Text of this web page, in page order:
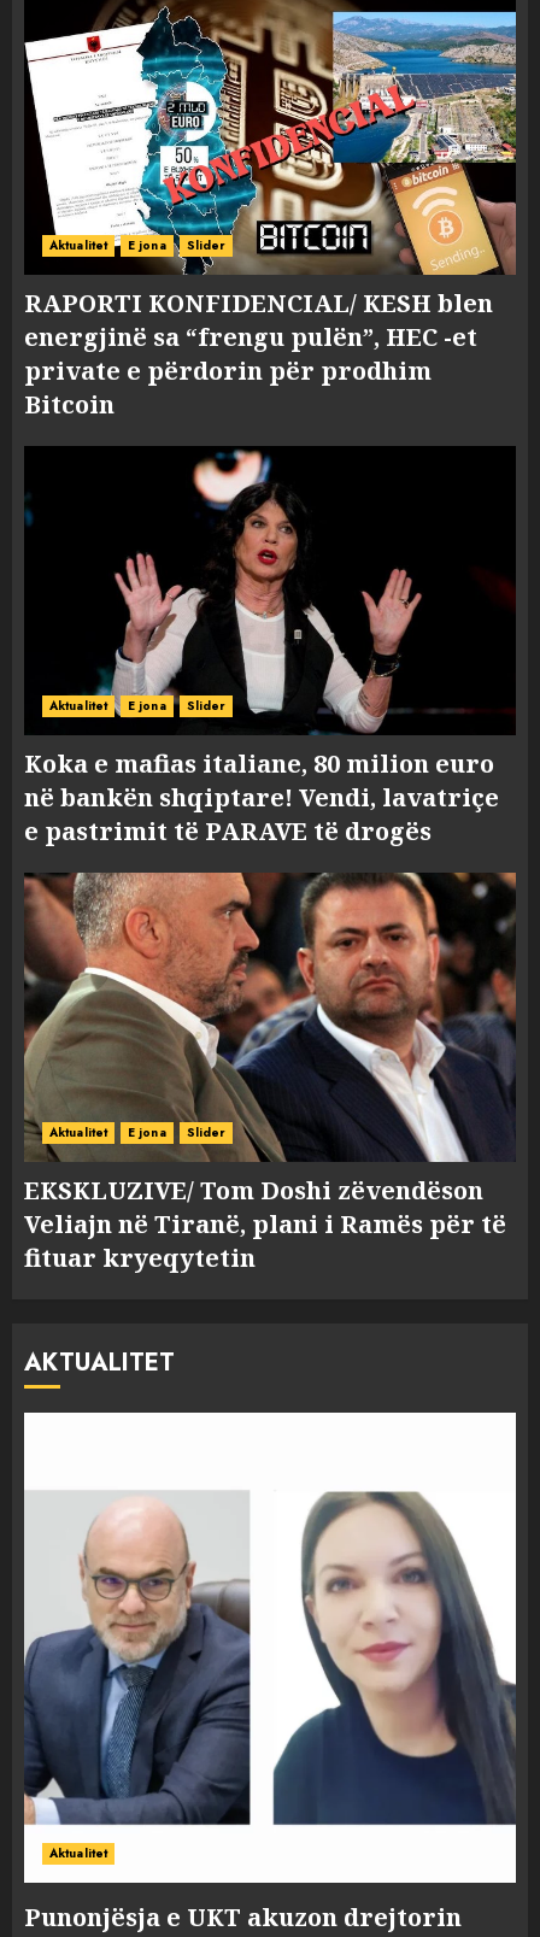
Aktualitet E jona Slider
RAPORTI KONFIDENCIAL/ KESH blen
energjinë sa “frengu pulën”, HEC -et
private e përdorin për prodhim
Bitcoin
Aktualitet E jona Slider
Koka e mafias italiane, 80 milion euro
në bankën shqiptare! Vendi, lavatriçe
e pastrimit të PARAVE të drogës
Aktualitet E jona Slider
EKSKLUZIVE/ Tom Doshi zëvendëson
Veliajn në Tiranë, plani i Ramës për të
fituar kryeqytetin
AKTUALITET
Aktualitet
Punonjësja e UKT akuzon drejtorin